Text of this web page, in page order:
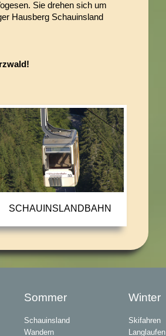
Sie drehen sich um
Hausberg Schauinsland
SCHAUINSLANDBAHN
Sommer
Schauinsland
Wandern
Winter
Skifahren
Langlaufen